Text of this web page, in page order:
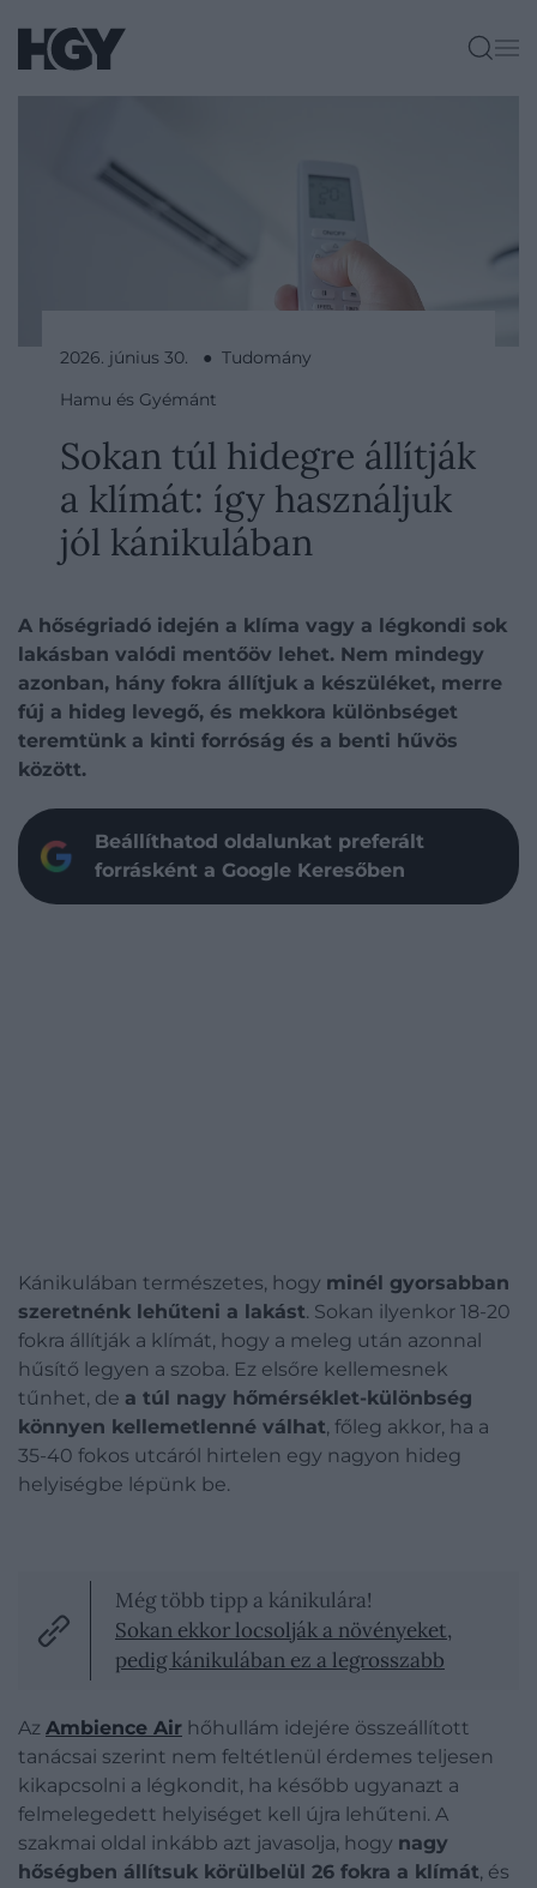
2026. június 30. ● Tudomány
Hamu és Gyémánt
Sokan túl hidegre állítják
a klímát: így használjuk
jól kánikulában
A hőségriadó idején a klíma vagy a légkondi sok
lakásban valódi mentőöv lehet. Nem mindegy
azonban, hány fokra állítjuk a készüléket, merre
fúj a hideg levegő, és mekkora különbséget
teremtünk a kinti forróság és a benti hűvös
között.
Beállíthatod oldalunkat preferált
forrásként a Google Keresőben
Kánikulában természetes, hogy minél gyorsabban
szeretnénk lehűteni a lakást. Sokan ilyenkor 18-20
fokra állítják a klímát, hogy a meleg után azonnal
hűsítő legyen a szoba. Ez elsőre kellemesnek
tűnhet, de a túl nagy hőmérséklet-különbség
könnyen kellemetlenné válhat, főleg akkor, ha a
35-40 fokos utcáról hirtelen egy nagyon hideg
helyiségbe lépünk be.
Még több tipp a kánikulára!
Sokan ekkor locsolják a növényeket,
pedig kánikulában ez a legrosszabb
Az Ambience Air hőhullám idejére összeállított
tanácsai szerint nem feltétlenül érdemes teljesen
kikapcsolni a légkondit, ha később ugyanazt a
felmelegedett helyiséget kell újra lehűteni. A
szakmai oldal inkább azt javasolja, hogy nagy
hőségben állítsuk körülbelül 26 fokra a klímát, és